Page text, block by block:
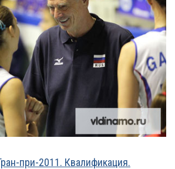
при-2011. Квалификация.